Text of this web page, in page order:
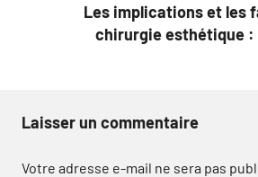
Les implications et les
chirurgie esthétique
Laisser un commentaire
Votre adresse e-mail ne sera pas